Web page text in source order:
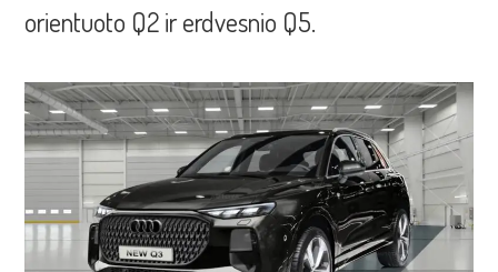
orientuoto Q2 ir erdvesnio Q5.